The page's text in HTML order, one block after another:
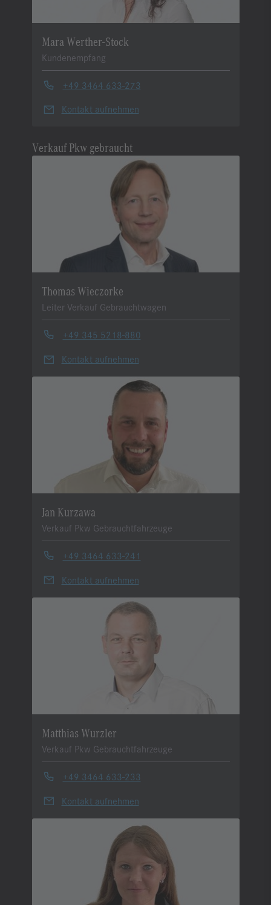
Mara Werther-Stock
Kundenempfang
+49 3464 633-273
Kontakt aufnehmen
Verkauf Pkw gebraucht
Thomas Wieczorke
Leiter Verkauf Gebrauchtwagen
+49 345 5218-880
Kontakt aufnehmen
Jan Kurzawa
Verkauf Pkw Gebrauchtfahrzeuge
+49 3464 633-241
Kontakt aufnehmen
Matthias Wurzler
Verkauf Pkw Gebrauchtfahrzeuge
+49 3464 633-233
Kontakt aufnehmen